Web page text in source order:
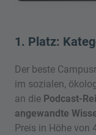
1. Platz:
Der beste
im sozialen,
an die Podcast-
angewandte
Preis in Höhe von